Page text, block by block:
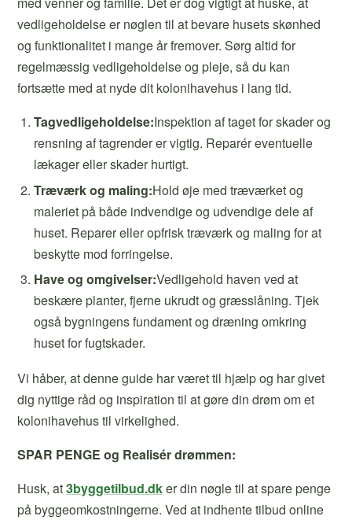
vedligeholdelse er nøglen til at bevare husets skønhed
og funktionalitet i mange år fremover. Sørg altid for
regelmæssig vedligeholdelse og pleje, så du kan
fortsætte med at nyde dit kolonihavehus i lang tid.
Tagvedligeholdelse:Inspektion af taget for skader og
rensning af tagrender er vigtig. Reparér eventuelle
lækager eller skader hurtigt.
Træværk og maling:Hold øje med træværket og
maleriet på både indvendige og udvendige dele af
huset. Reparer eller opfrisk træværk og maling for at
beskytte mod forringelse.
Have og omgivelser:Vedligehold haven ved at
beskære planter, fjerne ukrudt og græsslåning. Tjek
også bygningens fundament og dræning omkring
huset for fugtskader.
Vi håber, at denne guide har været til hjælp og har givet
dig nyttige råd og inspiration til at gøre din drøm om et
kolonihavehus til virkelighed.
SPAR PENGE og Realisér drømmen:
Husk, at3byggetilbud.dker din nøgle til at spare penge
på byggeomkostningerne. Ved at indhente tilbud online